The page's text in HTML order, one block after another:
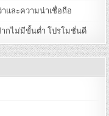
และความน่าเชื่อถือ
ากไม่มีขั้นต่ำ โปรโมชั่นดี